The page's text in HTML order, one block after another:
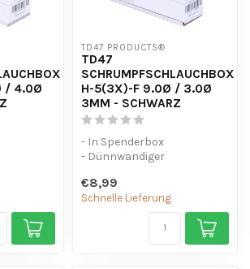
/ 4.0Ø
TD47 PRODUCTS®
TD47
SCHRUMPFSCHLAUCHBOX
H-5(3X)-F 9.0Ø / 3.0Ø
3MM - SCHWARZ
- In Spenderbox
- Dünnwandiger
Kleber.
- UV-beständ...
€8,99
Schnelle Lieferung